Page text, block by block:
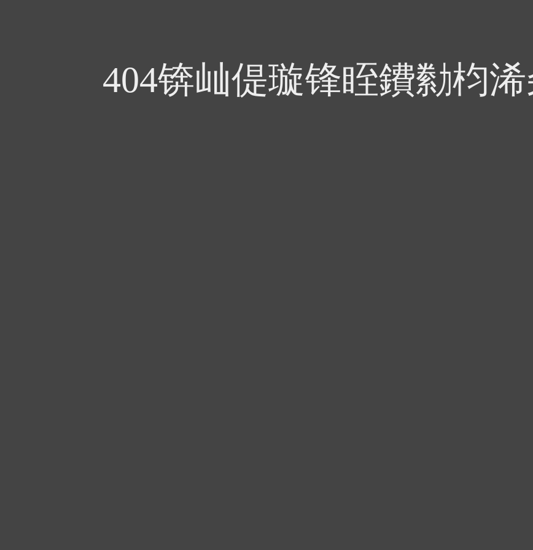
404锛屾偍璇锋眰鐨勬枃